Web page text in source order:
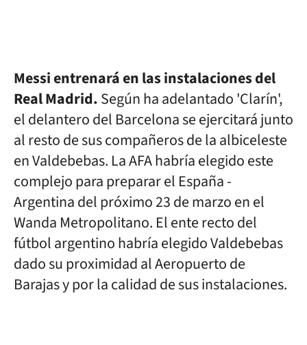
Messi entrenará en las instalaciones del
Real Madrid.Según ha adelantado 'Clarín',
el delantero del Barcelona se ejercitará junto
al resto de sus compañeros de la albiceleste
en Valdebebas. La AFA habría elegido este
complejo para preparar el España -
Argentina del próximo 23 de marzo en el
Wanda Metropolitano. El ente recto del
fútbol argentino habría elegido Valdebebas
dado su proximidad al Aeropuerto de
Barajas y por la calidad de sus instalaciones.